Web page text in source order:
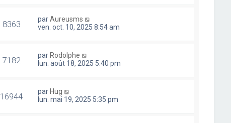
8363 parAureusms
ven. oct. 10, 2025 8:54 am
7182 par Rodolphe
lun. août 18, 2025 5:40 pm
16944 par Hug
lun. mai 19, 2025 5:35 pm